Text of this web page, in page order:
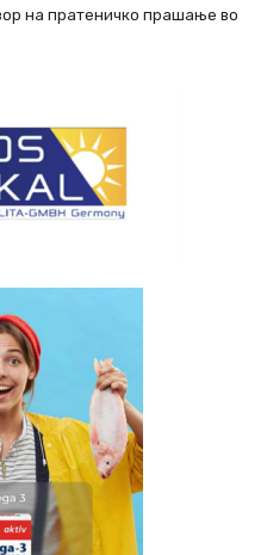
на пратеничко прашање во